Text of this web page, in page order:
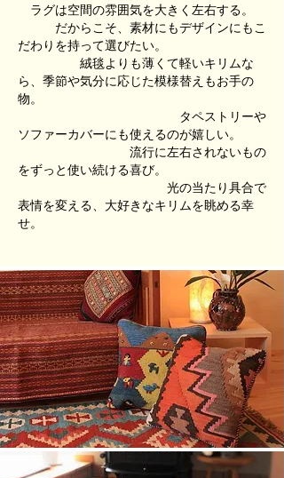
ラグは空間の雰囲気を大きく左右する。
だからこそ、素材にもデザインにもこ
だわりを持って選びたい。
絨毯よりも薄くて軽いキリムな
ら、季節や気分に応じた模様替えもお手の
物。
タペストリーや
ソファーカバーにも使えるのが嬉しい。
流行に左右されないもの
をずっと使い続ける喜び。
光の当たり具合で
表情を変える、大好きなキリムを眺める幸
せ。